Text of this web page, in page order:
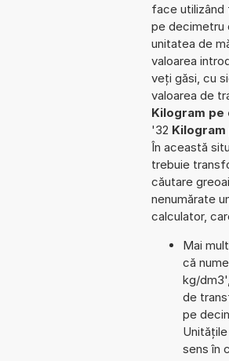
face utilizând
pe decimetru
unitatea de
valoarea
veți găsi, cu
valoarea de
Kilogram pe
'32
În această
trebuie
căutare
nenumărate
calculator,
Mai
că
kg/
de
pe
sens în